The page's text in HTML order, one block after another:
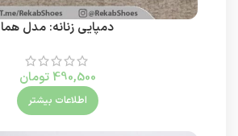
دمپایی زنانه: مدل هما
490,500 تومان
اطلاعات بیشتر